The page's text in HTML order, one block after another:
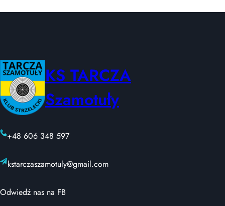
KS TARCZA
Szamotuły
+48 606 348 597
kstarczaszamotuly@gmail.com
Odwiedź nas na FB